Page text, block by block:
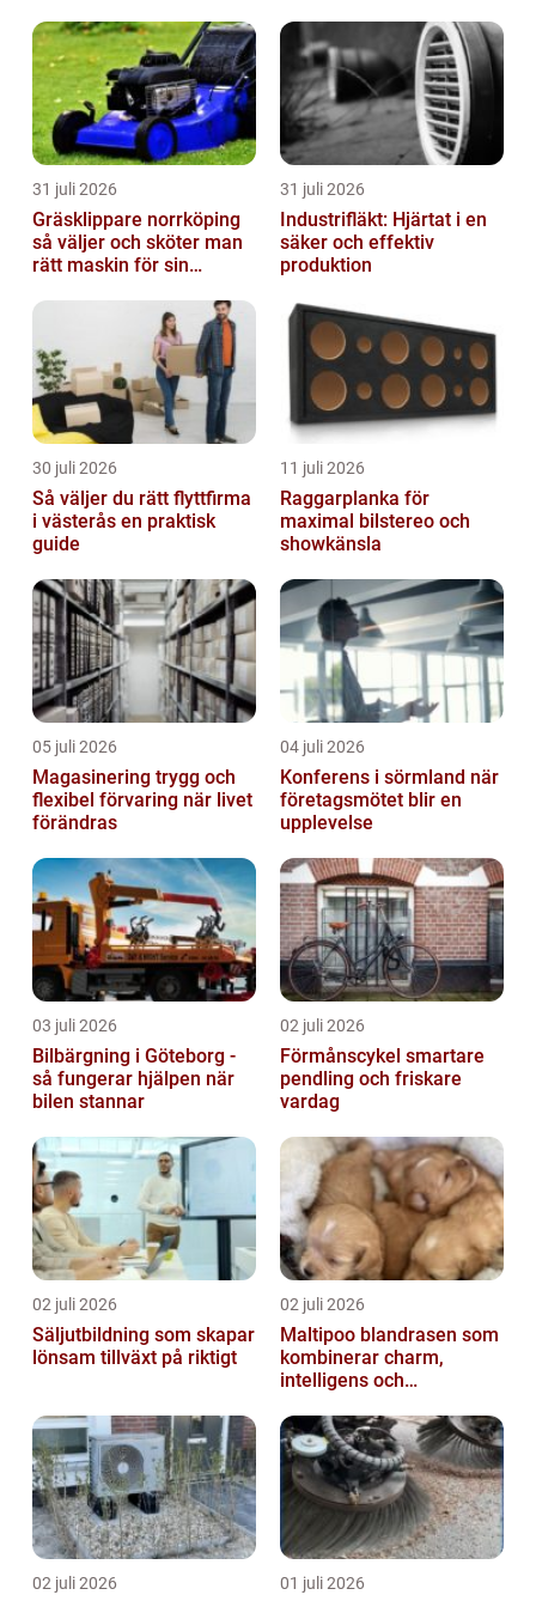
31 juli 2026
Gräsklippare norrköping
så väljer och sköter man
rätt maskin för sin
31 juli 2026
Industrifläkt: Hjärtat i en
säker och effektiv
produktion
30 juli 2026
Så väljer du rätt flyttfirma
i västerås en praktisk
guide
11 juli 2026
Raggarplanka för
maximal bilstereo och
showkänsla
05 juli 2026
Magasinering trygg och
flexibel förvaring när livet
förändras
04 juli 2026
Konferens i sörmland när
företagsmötet blir en
upplevelse
03 juli 2026
Bilbärgning i Göteborg -
så fungerar hjälpen när
bilen stannar
02 juli 2026
Förmånscykel smartare
pendling och friskare
vardag
02 juli 2026
Säljutbildning som skapar
lönsam tillväxt på riktigt
02 juli 2026
Maltipoo blandrasen som
kombinerar charm,
intelligens och
02 juli 2026 01 juli 2026